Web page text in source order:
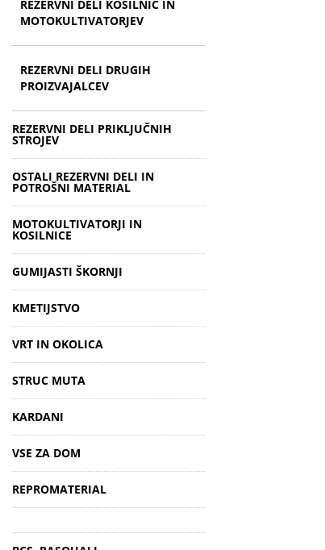
REZERVNI DELI KOSILNIC IN
MOTOKULTIVATORJEV
REZERVNI DELI DRUGIH
PROIZVAJALCEV
REZERVNI DELI PRIKLJUČNIH
STROJEV
OSTALI REZERVNI DELI IN
POTROŠNI MATERIAL
MOTOKULTIVATORJI IN
KOSILNICE
GUMIJASTI ŠKORNJI
KMETIJSTVO
VRT IN OKOLICA
STRUC MUTA
KARDANI
VSE ZA DOM
REPROMATERIAL